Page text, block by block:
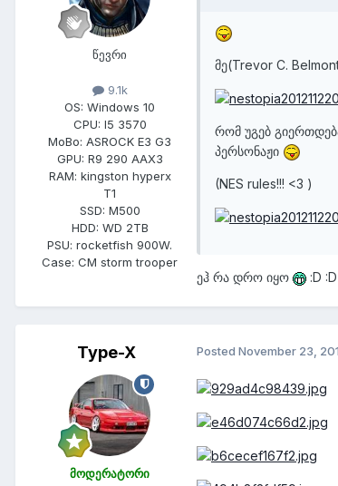
წევრი
9.1k
OS: Windows 10
CPU: I5 3570
MoBo: ASROCK E3 G3
GPU: R9 290 AAX3
RAM: kingston hyperx
T1
SSD: M500
HDD: WD 2TB
PSU: rocketfish 900W.
Case: CM storm trooper
მე(Trevor C.
რომ უგებ
პერსონაჟი
(NES rules!!! <3 )
ეჰ რა დრო იყო :D :D
Type-X
მოდერატორი
Posted November 23,